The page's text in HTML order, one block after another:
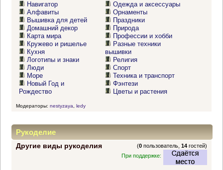
Навигатор
Алфавиты
Вышивка для детей
Домашний декор
Карта мира
Кружево и ришелье
Кухня
Логотипы и знаки
Люди
Море
Новый Год и
Рождество
Одежда и аксессуары
Орнаменты
Праздники
Природа
Профессии и хобби
Разные техники
вышивки
Религия
Спорт
Техника и транспорт
Фэнтези
Цветы и растения
Модераторы: nestyzaya ledy
Рукоделие
Другие виды рукоделия (0 пользователь,14 гостей)
При поддержке: